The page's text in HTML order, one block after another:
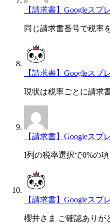
【請求書】Googleスプ
同じ請求書番号で税率
【請求書】Googleスプ
現状は税率ごとに請求
【請求書】Googleスプ
I列の税率選択で0%の
【請求書】Googleスプ
櫻井さま ご確認ありが